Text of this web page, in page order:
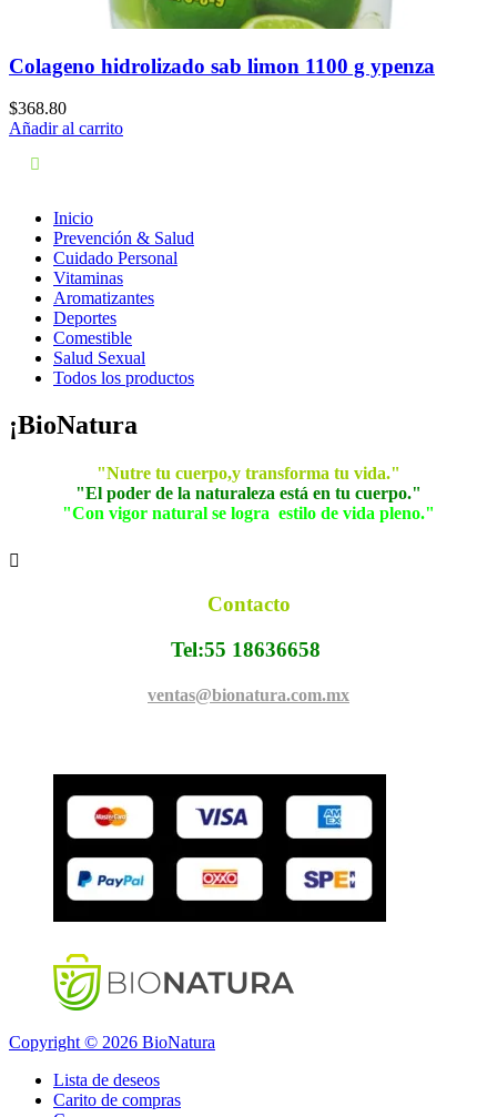
Colageno hidrolizado sab limon 1100 g ypenza
$368.80
Añadir al carrito
Inicio
Prevención & Salud
Cuidado Personal
Vitaminas
Aromatizantes
Deportes
Comestible
Salud Sexual
Todos los productos
¡BioNatura
"Nutre tu cuerpo,y transforma tu vida."
"El poder de la naturaleza está en tu cuerpo."
"Con vigor natural se logra estilo de vida pleno."
Contacto
Tel:55 18636658
ventas@bionatura.com.mx
Copyright © 2026 BioNatura
Lista de deseos
Carito de compras